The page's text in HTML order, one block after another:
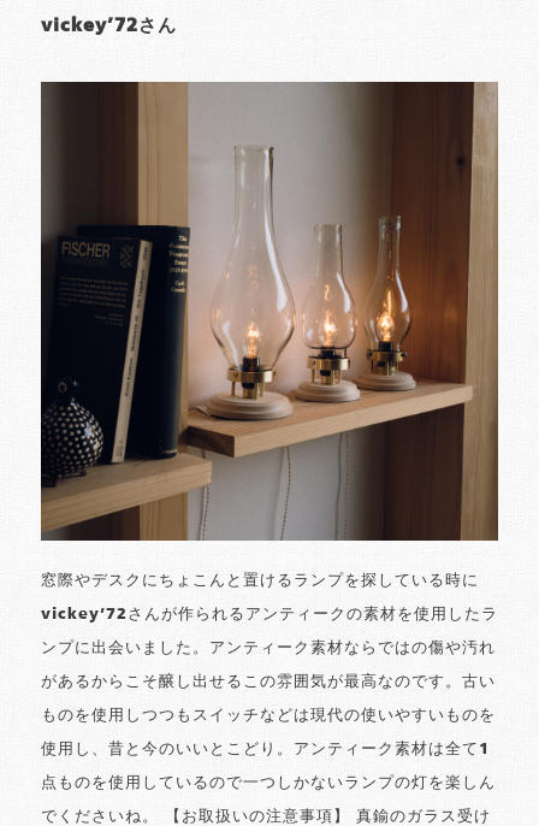
vickey’72さん
窓際やデスクにちょこんと置けるランプを探している時に
vickey’72さんが作られるアンティークの素材を使用したラ
ンプに出会いました。アンティーク素材ならではの傷や汚れ
があるからこそ醸し出せるこの雰囲気が最高なのです。古い
ものを使用しつつもスイッチなどは現代の使いやすいものを
使用し、昔と今のいいとこどり。アンティーク素材は全て1
点ものを使用しているので一つしかないランプの灯を楽しん
でくださいね。 【お取扱いの注意事項】 真鍮のガラス受け